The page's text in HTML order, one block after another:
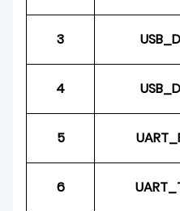
3
4
5
6